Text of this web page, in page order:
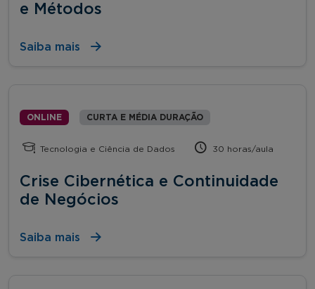
e Métodos
Saiba mais
ONLINE CURTA E MÉDIA DURAÇÃO
Tecnologia e Ciência de Dados 30 horas/aula
Crise Cibernética e Continuidade
de Negócios
Saiba mais